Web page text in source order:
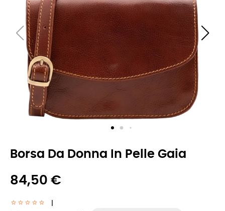
Borsa Da Donna In Pelle Gaia
84,50 €